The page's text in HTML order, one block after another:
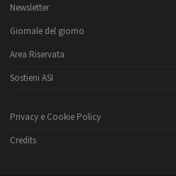
Newsletter
Giornale del giorno
Area Riservata
Sostieni ASI
Privacy e Cookie Policy
Credits